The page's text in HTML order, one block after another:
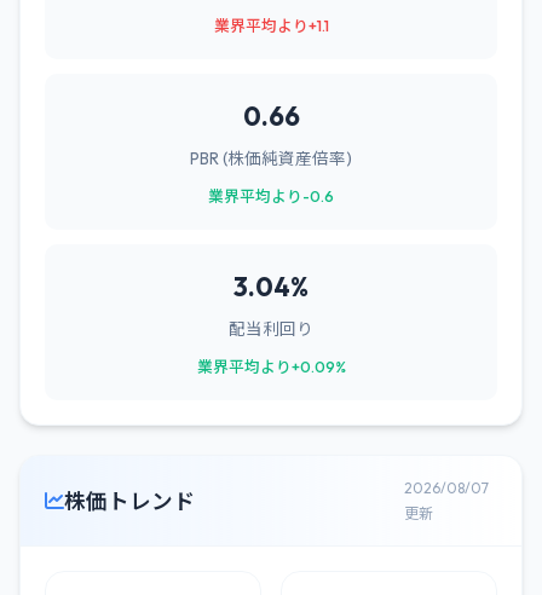
業界平均より+1.1
0.66
PBR (株価純資産倍率)
業界平均より-0.6
3.04%
配当利回り
業界平均より+0.09%
株価トレンド
2026/08/07
更新